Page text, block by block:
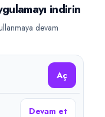
hızlıca
Google Play
saklıdır.
indirin
devam
Aç
Devam et